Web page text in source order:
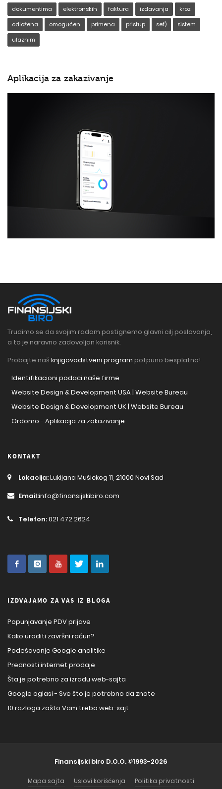
dokumentima elektronskih faktura izdavanja
kroz
odložena
omogućen primena pristup sef)
sistem
ulaznim
Aplikacija za zakazivanje
Trudimo se da svojim radom postignemo glavni cilj poslovanja,
a to je naravno zadovoljan korisnik.
Probajte naš knjigovodstveni program potpuno besplatno!
Identifikacioni podaci naše firme
Website Design & Development USA | Website Bureau
Website Design & Development UK | Website Bureau
Ordomo - Aplikacija za zakazivanje
KONTAKT
Lokacija:Lukijana Mušickog 11, 21000 Novi Sad
Email:info@finansijskibiro.com
Telefon:021 472 2624
IZDVAJAMO ZA VAS IZ BLOGA
Popunjavanje PDV prijave
Kako uraditi završni račun?
Podešavanje Google analitike
Prednosti internet prodaje
Šta je potrebno za izradu web-sajta
Google oglasi - Sve što je potrebno da znate
10 razloga zašto Vam treba web-sajt
Finansijski biro D.O.O.©1993-2026
Mapa sajta Uslovi korišćenja Politika privatnosti